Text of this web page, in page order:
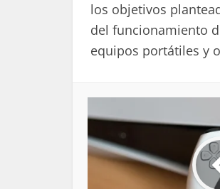
los objetivos
del funcionamiento
equipos portátiles y